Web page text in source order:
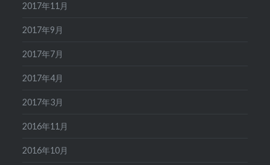
2017年11月
2017年9月
2017年7月
2017年4月
2017年3月
2016年11月
2016年10月